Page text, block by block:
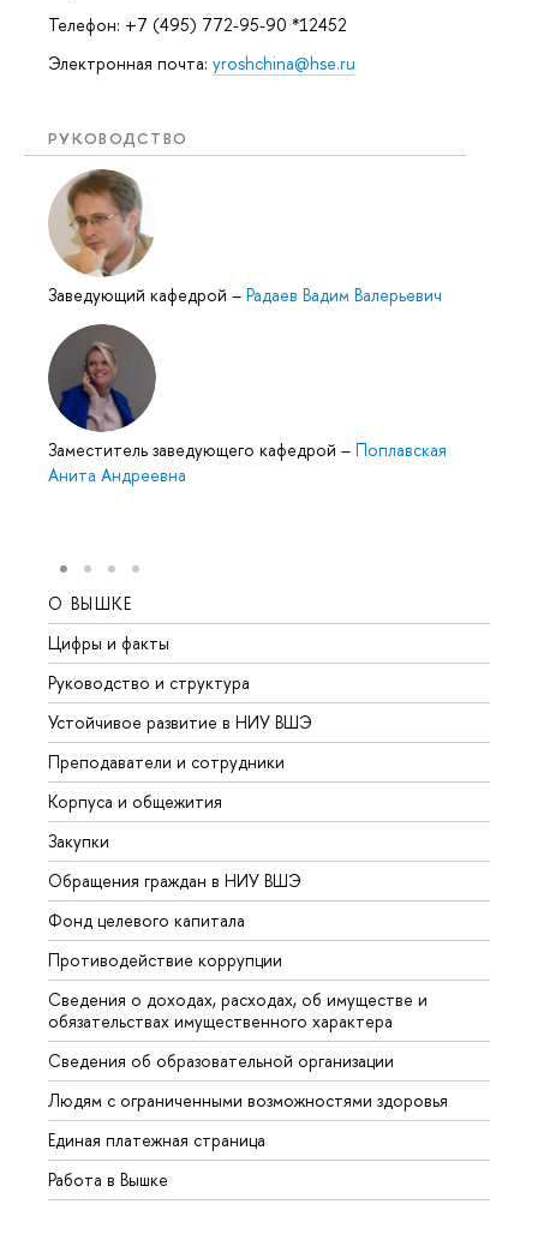
Телефон: +7 (495) 772-95-90 *12452
Электронная почта: yroshchina@hse.ru
РУКОВОДСТВО
Заведующий кафедрой – Радаев Вадим Валерьевич
Заместитель заведующего кафедрой – Поплавская
Анита Андреевна
О ВЫШКЕ
Цифры и факты
Руководство и структура
Устойчивое развитие в НИУ ВШЭ
Преподаватели и сотрудники
Корпуса и общежития
Закупки
Обращения граждан в НИУ ВШЭ
Фонд целевого капитала
Противодействие коррупции
Сведения о доходах, расходах, об имуществе и
обязательствах имущественного характера
Сведения об образовательной организации
Людям с ограниченными возможностями здоровья
Единая платежная страница
Работа в Вышке